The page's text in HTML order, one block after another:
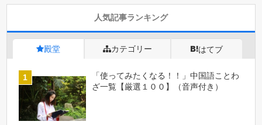
人気記事ランキング
殿堂 カテゴリー はてブ
「使ってみたくなる！！」中国語ことわ
ざ一覧【厳選１００】（音声付き）